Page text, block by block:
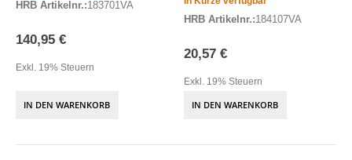
HRB Artikelnr.:183701VA
140,95 €
Exkl. 19% Steuern
IN DEN WARENKORB
HRB Artikelnr.:184107VA
20,57 €
Exkl. 19% Steuern
IN DEN WARENKORB